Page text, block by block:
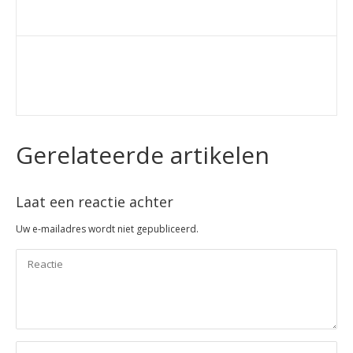
Gerelateerde artikelen
Laat een reactie achter
Uw e-mailadres wordt niet gepubliceerd.